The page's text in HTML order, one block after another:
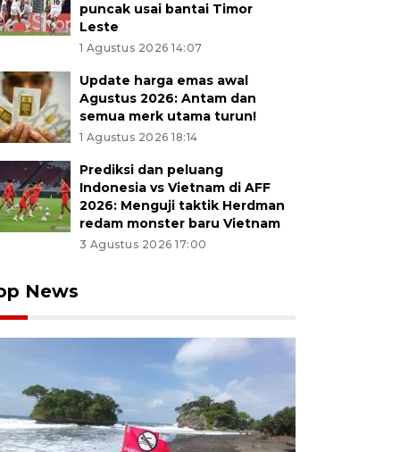
puncak usai bantai Timor
Leste
1 Agustus 2026 14:07
Update harga emas awal
Agustus 2026: Antam dan
semua merk utama turun!
1 Agustus 2026 18:14
Prediksi dan peluang
Indonesia vs Vietnam di AFF
2026: Menguji taktik Herdman
redam monster baru Vietnam
3 Agustus 2026 17:00
News